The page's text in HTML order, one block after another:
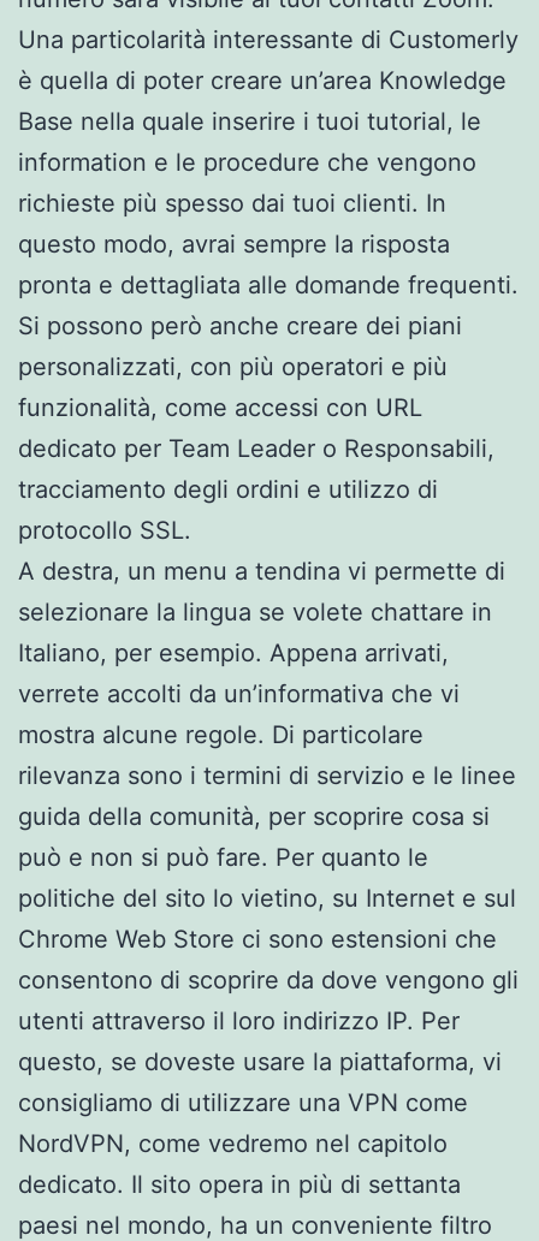
Una particolarità interessante di Customerly
è quella di poter creare un’area Knowledge
Base nella quale inserire i tuoi tutorial, le
information e le procedure che vengono
richieste più spesso dai tuoi clienti. In
questo modo, avrai sempre la risposta
pronta e dettagliata alle domande frequenti.
Si possono però anche creare dei piani
personalizzati, con più operatori e più
funzionalità, come accessi con URL
dedicato per Team Leader o Responsabili,
tracciamento degli ordini e utilizzo di
protocollo SSL.
A destra, un menu a tendina vi permette di
selezionare la lingua se volete chattare in
Italiano, per esempio. Appena arrivati,
verrete accolti da un’informativa che vi
mostra alcune regole. Di particolare
rilevanza sono i termini di servizio e le linee
guida della comunità, per scoprire cosa si
può e non si può fare. Per quanto le
politiche del sito lo vietino, su Internet e sul
Chrome Web Store ci sono estensioni che
consentono di scoprire da dove vengono gli
utenti attraverso il loro indirizzo IP. Per
questo, se doveste usare la piattaforma, vi
consigliamo di utilizzare una VPN come
NordVPN, come vedremo nel capitolo
dedicato. Il sito opera in più di settanta
paesi nel mondo, ha un conveniente filtro